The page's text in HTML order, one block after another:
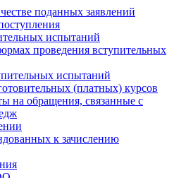
поданных заявлений
испытаний
проведения вступительных
испытаний
(платных) курсов
на обращения, связанные с
к зачислению